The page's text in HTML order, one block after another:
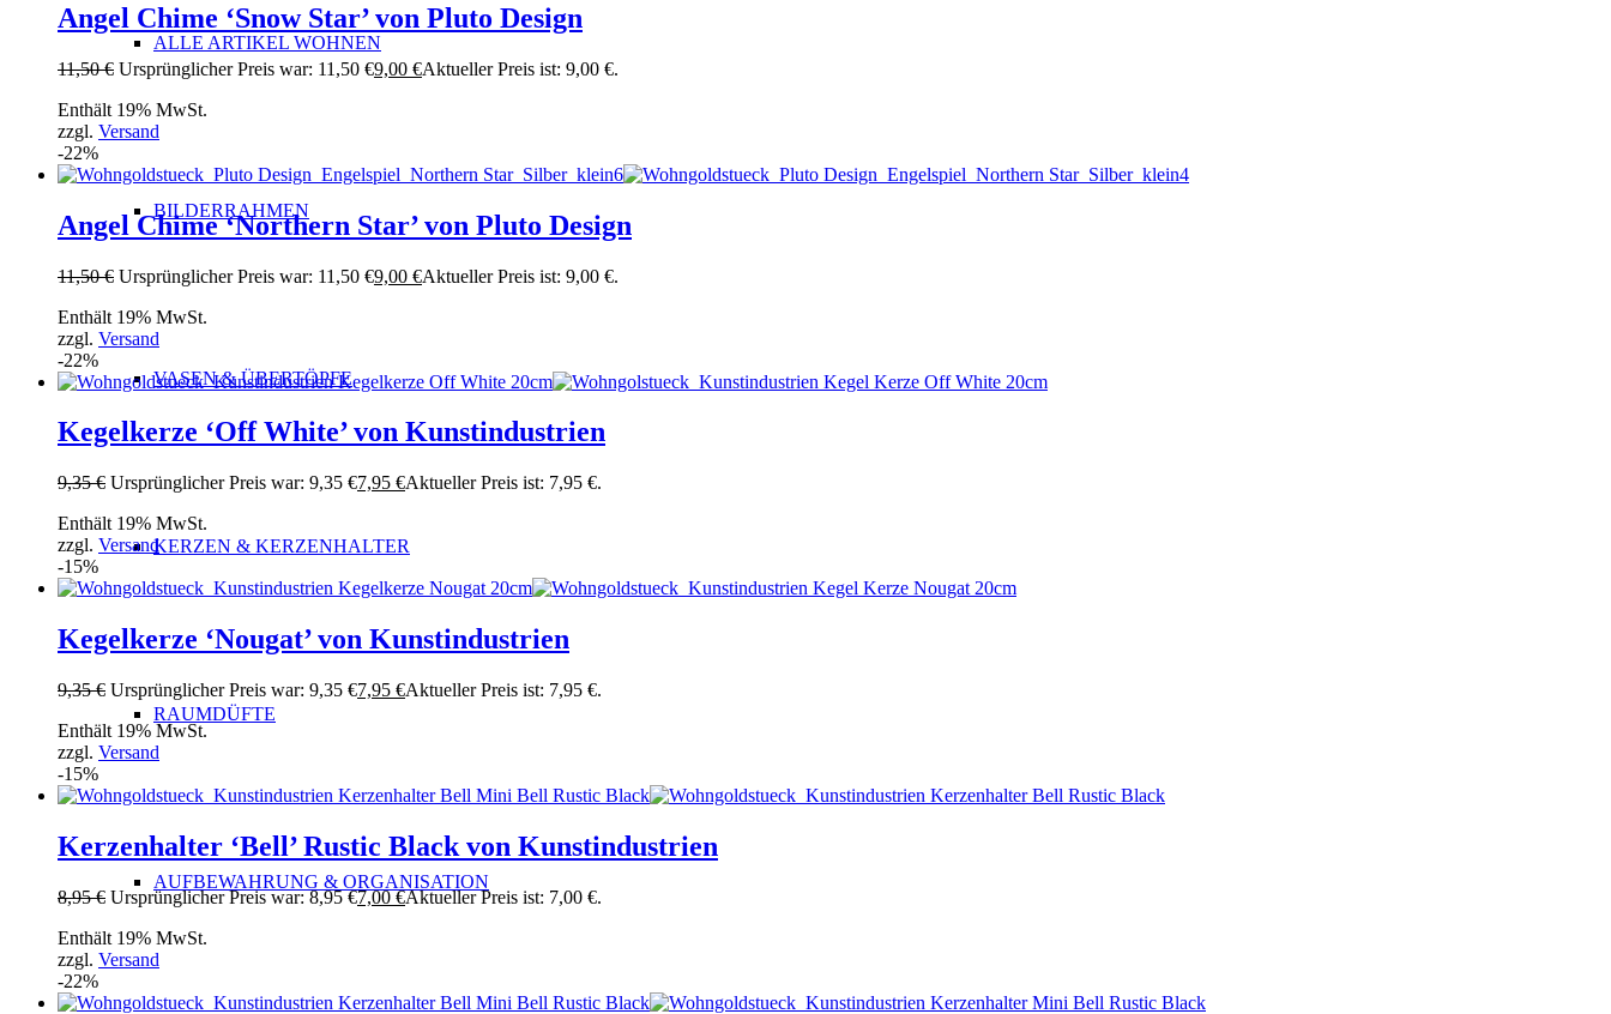
ALLE ARTIKEL WOHNEN
BILDERRAHMEN
VASEN & ÜBERTÖPFE
KERZEN & KERZENHALTER
RAUMDÜFTE
AUFBEWAHRUNG & ORGANISATION
Angel Chime ‘Snow Star’ von Pluto Design
11,50€ Ursprünglicher Preis war: 11,50 €9,00 €Aktueller Preis ist: 9,00 €.
Enthält 19% MwSt.
zzgl. Versand
-22%
Angel Chime ‘Northern Star’ von Pluto Design
11,50€ Ursprünglicher Preis war: 11,50 €9,00 €Aktueller Preis ist: 9,00 €.
Enthält 19% MwSt.
zzgl. Versand
-22%
Kegelkerze ‘Off White’ von Kunstindustrien
9,35€ Ursprünglicher Preis war: 9,35 €7,95 €Aktueller Preis ist: 7,95 €.
Enthält 19% MwSt.
zzgl. Versand
-15%
Kegelkerze ‘Nougat’ von Kunstindustrien
9,35€ Ursprünglicher Preis war: 9,35 €7,95 €Aktueller Preis ist: 7,95 €.
Enthält 19% MwSt.
zzgl. Versand
-15%
Kerzenhalter ‘Bell’ Rustic Black von Kunstindustrien
8,95€ Ursprünglicher Preis war: 8,95 €7,00€Aktueller Preis ist: 7,00 €.
Enthält 19% MwSt.
zzgl. Versand
-22%